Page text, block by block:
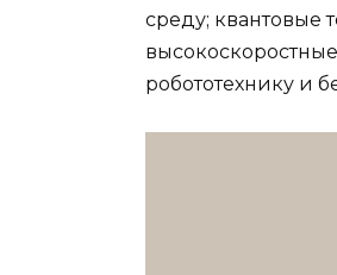
среду; квантовые
робототехнику и